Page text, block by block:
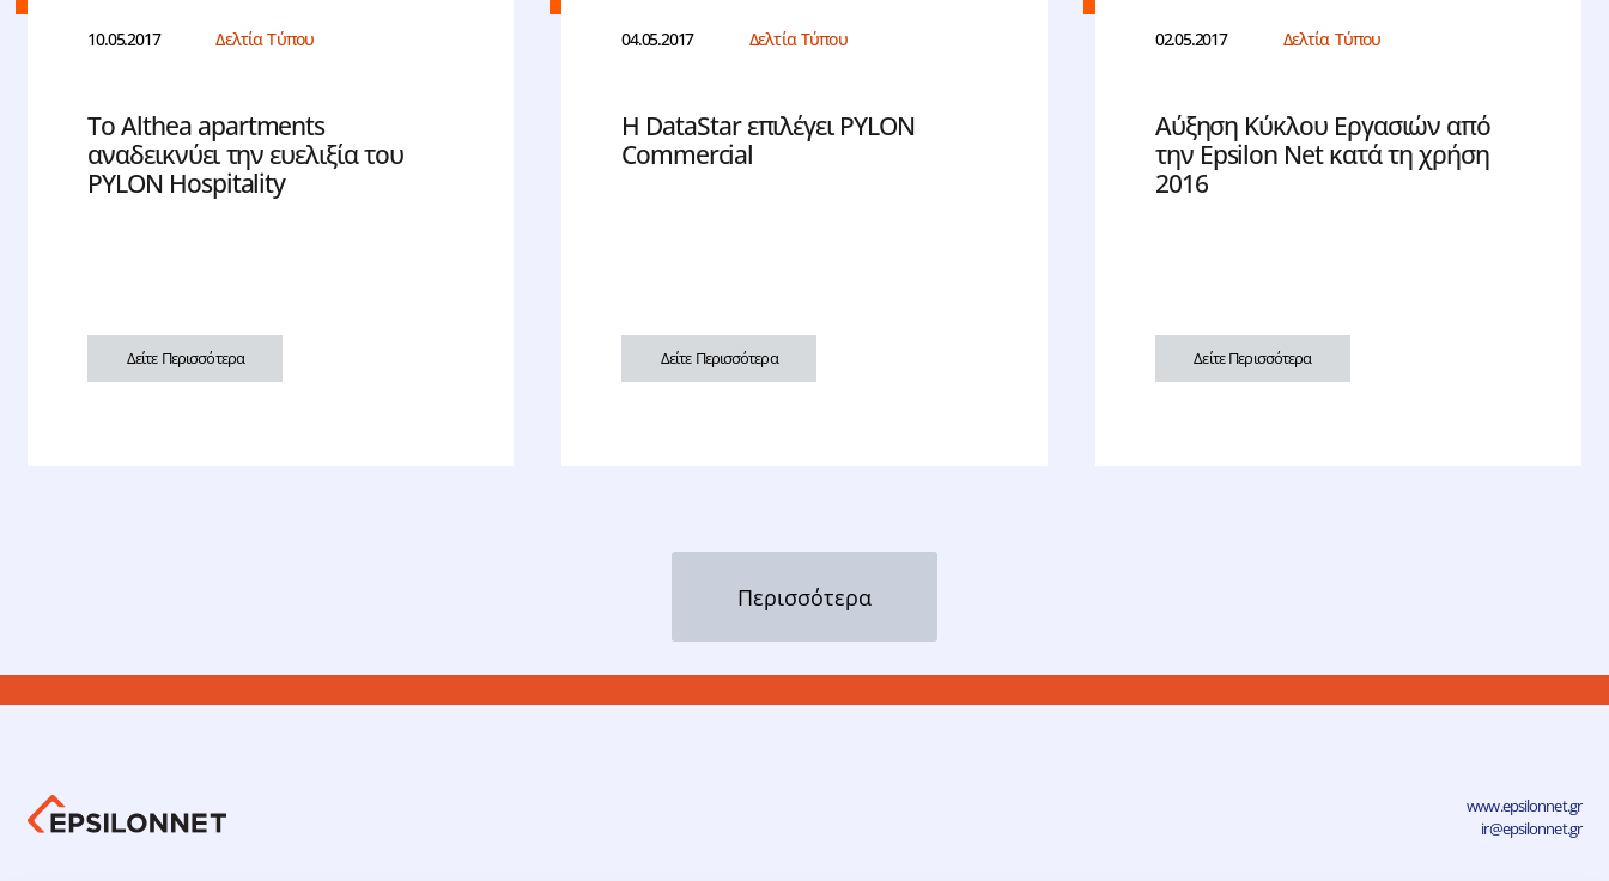
10.05.2017 Δελτία Τύπου
Το Althea apartments
αναδεικνύει την ευελιξία του
PYLON Hospitality
Δείτε Περισσότερα
04.05.2017 Δελτία Τύπου
Η DataStar επιλέγει PYLON
Commercial
Δείτε Περισσότερα
02.05.2017 Δελτία Τύπου
Αύξηση Κύκλου Εργασιών από
την Epsilon Net κατά τη χρήση
2016
Δείτε Περισσότερα
Περισσότερα
www.epsilonnet.gr
ir@epsilonnet.gr